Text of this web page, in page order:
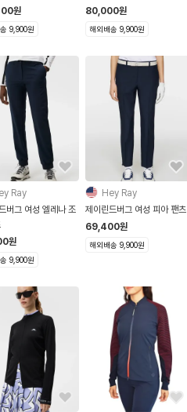
원
9,900원
80,000원
해외배송 9,900원
Ray
버그 여성 엘레나 조
원
9,900원
Hey Ray
제이린드버그 여성 피아 팬츠
69,400원
해외배송 9,900원